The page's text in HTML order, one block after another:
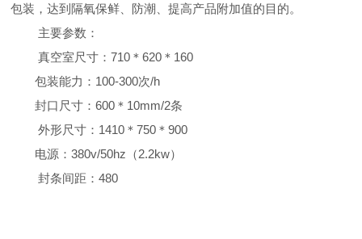
包装，达到隔氧保鲜、防潮、提高产品附加值的目的。
主要参数：
真空室尺寸：710＊620＊160
包装能力：100-300次/h
封口尺寸：600＊10mm/2条
外形尺寸：1410＊750＊900
电源：380v/50hz（2.2kw）
封条间距：480